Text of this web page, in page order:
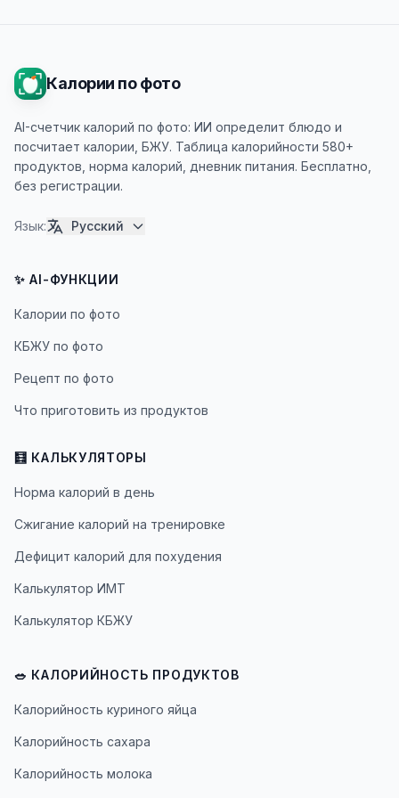
Калории по фото
AI-счетчик калорий по фото: ИИ определит блюдо и
посчитает калории, БЖУ. Таблица калорийности 580+
продуктов, норма калорий, дневник питания. Бесплатно,
без регистрации.
Язык: Русский
✨ AI-ФУНКЦИИ
Калории по фото
КБЖУ по фото
Рецепт по фото
Что приготовить из продуктов
🧮 КАЛЬКУЛЯТОРЫ
Норма калорий в день
Сжигание калорий на тренировке
Дефицит калорий для похудения
Калькулятор ИМТ
Калькулятор КБЖУ
🥗 КАЛОРИЙНОСТЬ ПРОДУКТОВ
Калорийность куриного яйца
Калорийность сахара
Калорийность молока